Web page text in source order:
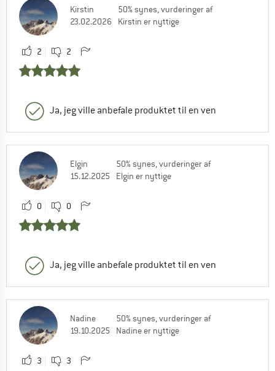
Kirstin
23.02.2026
50% synes, vurderinger af
Kirstin er nyttige
2 2
Ja, jeg ville anbefale produktet til en ven
Elgin
15.12.2025
50% synes, vurderinger af
Elgin er nyttige
0 0
Ja, jeg ville anbefale produktet til en ven
Nadine
19.10.2025
50% synes, vurderinger af
Nadine er nyttige
3 3